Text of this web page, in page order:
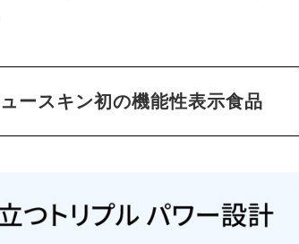
ースキン初の機能性表示食品